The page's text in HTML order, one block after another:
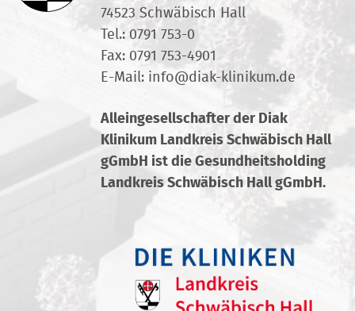
74523 Schwäbisch Hall
Tel.: 0791 753-0
Fax: 0791 753-4901
E-Mail: info@diak-klinikum.de
Alleingesellschafter der Diak
Klinikum Landkreis Schwäbisch Hall
gGmbH ist die Gesundheitsholding
Landkreis Schwäbisch Hall gGmbH.